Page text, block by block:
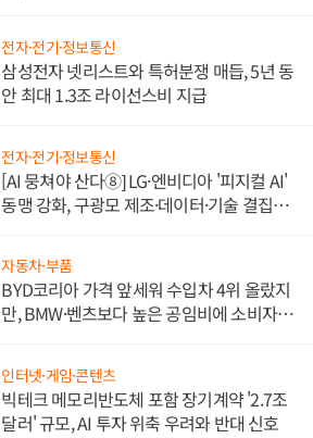
전자·전기·정보통신
삼성전자 넷리스트와 특허분쟁 매듭, 5년 동
안 최대 1.3조 라이선스비 지급
전자·전기·정보통신
[AI 뭉쳐야 산다⑧] LG·엔비디아 '피지컬 AI'
동맹 강화, 구광모 제조·데이터·기술 결집
자동차·부품
BYD코리아 가격 앞세워 수입차 4위 올랐지
만, BMW·벤츠보다 높은 공임비에 소비자
인터넷·게임·콘텐츠
빅테크 메모리반도체 포함 장기계약 '2.7조
달러' 규모, AI 투자 위축 우려와 반대 신호